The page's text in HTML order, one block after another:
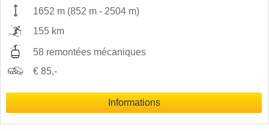
1652 m (852 m - 2504 m)
155 km
58 remontées mécaniques
€ 85,-
Informations